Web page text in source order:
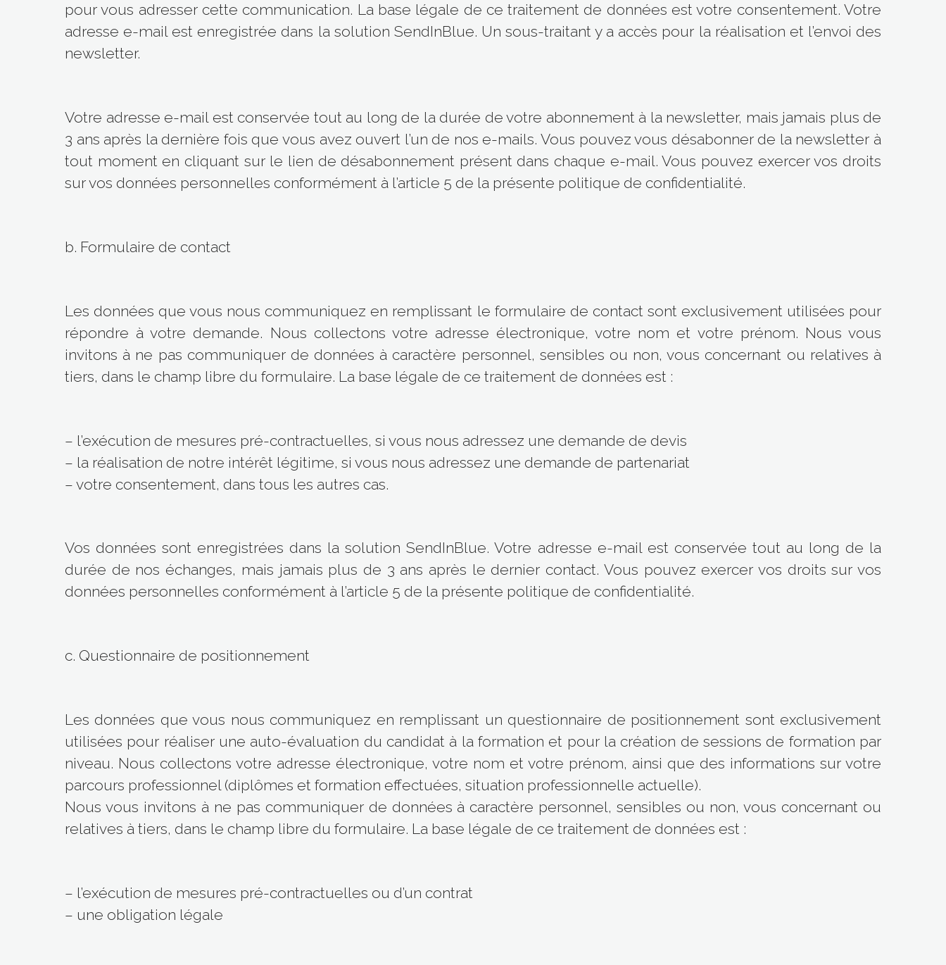
pour vous adresser cette communication. La base légale de ce traitement de données est votre consentement. Votre
adresse e-mail est enregistrée dans la solution SendInBlue. Un sous-traitant y a accès pour la réalisation et l’envoi des
newsletter.
Votre adresse e-mail est conservée tout au long de la durée de votre abonnement à la newsletter, mais jamais plus de
3 ans après la dernière fois que vous avez ouvert l’un de nos e-mails. Vous pouvez vous désabonner de la newsletter à
tout moment en cliquant sur le lien de désabonnement présent dans chaque e-mail. Vous pouvez exercer vos droits
sur vos données personnelles conformément à l’article 5 de la présente politique de confidentialité.
b. Formulaire de contact
Les données que vous nous communiquez en remplissant le formulaire de contact sont exclusivement utilisées pour
répondre à votre demande. Nous collectons votre adresse électronique, votre nom et votre prénom. Nous vous
invitons à ne pas communiquer de données à caractère personnel, sensibles ou non, vous concernant ou relatives à
tiers, dans le champ libre du formulaire. La base légale de ce traitement de données est :
– l’exécution de mesures pré-contractuelles, si vous nous adressez une demande de devis
– la réalisation de notre intérêt légitime, si vous nous adressez une demande de partenariat
– votre consentement, dans tous les autres cas.
Vos données sont enregistrées dans la solution SendInBlue. Votre adresse e-mail est conservée tout au long de la
durée de nos échanges, mais jamais plus de 3 ans après le dernier contact. Vous pouvez exercer vos droits sur vos
données personnelles conformément à l’article 5 de la présente politique de confidentialité.
c. Questionnaire de positionnement
Les données que vous nous communiquez en remplissant un questionnaire de positionnement sont exclusivement
utilisées pour réaliser une auto-évaluation du candidat à la formation et pour la création de sessions de formation par
niveau. Nous collectons votre adresse électronique, votre nom et votre prénom, ainsi que des informations sur votre
parcours professionnel (diplômes et formation effectuées, situation professionnelle actuelle).
Nous vous invitons à ne pas communiquer de données à caractère personnel, sensibles ou non, vous concernant ou
relatives à tiers, dans le champ libre du formulaire. La base légale de ce traitement de données est :
– l’exécution de mesures pré-contractuelles ou d’un contrat
– une obligation légale